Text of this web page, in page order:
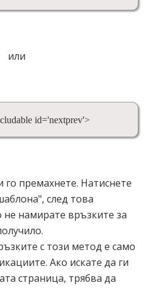
или
id='nextprev'>
го премахнете. Натиснете
след това
не намирате връзките за
с този метод е само
Ако искате да ги
страница, трябва да